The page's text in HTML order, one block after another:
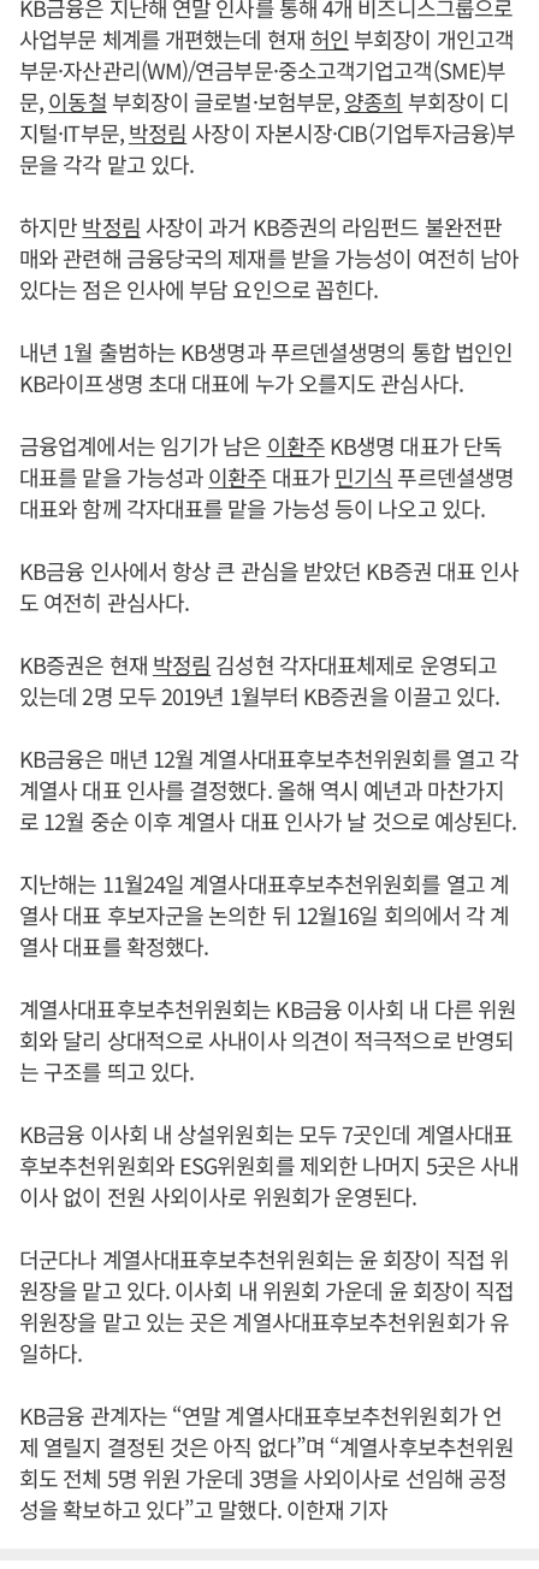
KB금융은 지난해 연말 인사를 통해 4개 비즈니스그룹으로
사업부문 체계를 개편했는데 현재 허인부회장이 개인고객
부문·자산관리(WM)/연금부문·중소고객기업고객(SME)부
문,이동철부회장이 글로벌·보험부문,양종희 부회장이 디
지털·IT부문,박정림 사장이 자본시장·CIB(기업투자금융)부
문을 각각 맡고 있다.
하지만박정림 사장이 과거 KB증권의 라임펀드 불완전판
매와 관련해 금융당국의 제재를 받을 가능성이 여전히 남아
있다는 점은 인사에 부담 요인으로 꼽힌다.
내년 1월 출범하는 KB생명과 푸르덴셜생명의 통합 법인인
KB라이프생명 초대 대표에 누가 오를지도 관심사다.
금융업계에서는 임기가 남은 이환주KB생명 대표가 단독
대표를 맡을 가능성과이환주 대표가민기식푸르덴셜생명
대표와 함께 각자대표를 맡을 가능성 등이 나오고 있다.
KB금융 인사에서 항상 큰 관심을 받았던 KB증권 대표 인사
도 여전히 관심사다.
KB증권은 현재 박정림 김성현 각자대표체제로 운영되고
있는데 2명 모두 2019년 1월부터 KB증권을 이끌고 있다.
KB금융은 매년 12월 계열사대표후보추천위원회를 열고 각
계열사 대표 인사를 결정했다. 올해 역시 예년과 마찬가지
로 12월 중순 이후 계열사 대표 인사가 날 것으로 예상된다.
지난해는 11월24일 계열사대표후보추천위원회를 열고 계
열사 대표 후보자군을 논의한 뒤 12월16일 회의에서 각 계
열사 대표를 확정했다.
계열사대표후보추천위원회는 KB금융 이사회 내 다른 위원
회와 달리 상대적으로 사내이사 의견이 적극적으로 반영되
는 구조를 띄고 있다.
KB금융 이사회 내 상설위원회는 모두 7곳인데 계열사대표
후보추천위원회와 ESG위원회를 제외한 나머지 5곳은 사내
이사 없이 전원 사외이사로 위원회가 운영된다.
더군다나 계열사대표후보추천위원회는 윤 회장이 직접 위
원장을 맡고 있다. 이사회 내 위원회 가운데 윤 회장이 직접
위원장을 맡고 있는 곳은 계열사대표후보추천위원회가 유
일하다.
KB금융 관계자는 “연말 계열사대표후보추천위원회가 언
제 열릴지 결정된 것은 아직 없다”며 “계열사후보추천위원
회도 전체 5명 위원 가운데 3명을 사외이사로 선임해 공정
성을 확보하고 있다”고 말했다. 이한재 기자